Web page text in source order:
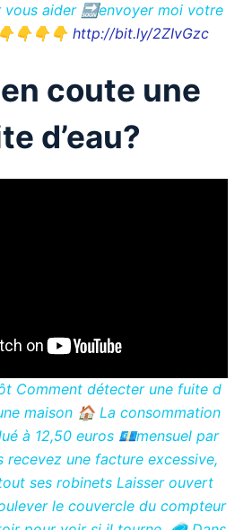
vous aider 🔜envoyer moi votre
http://bit.ly/2ZIvGzc
coute une
d’eau?
Comment détecter une fuite d
maison 🏠 La consommation
à 12,50 euros 💶mensuel par
recevez une facture excessive,
ses robinets Laisser ouvert
le couvercle du compteur